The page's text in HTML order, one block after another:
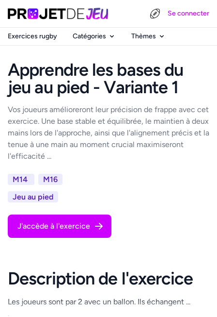
Se connecter
Exercices rugby Catégories Thèmes
Apprendre les bases du
jeu au pied - Variante 1
Vos joueurs amélioreront leur précision de frappe avec cet
exercice. Une base stable et équilibrée, le maintien à deux
mains lors de l'approche, ainsi que l'alignement précis et la
tenue à une main au moment crucial maximiseront
l'efficacité ...
M14
M16
Jeu au pied
J'accède à l'exercice
Description de l'exercice
Les joueurs sont par 2 avec un ballon. Ils échangent ...
.